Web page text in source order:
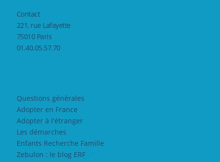
Contact
221, rue Lafayette
75010 Paris
01.40.05.57.70
Questions générales
Adopter en France
Adopter à l'étranger
Les démarches
Enfants Recherche Famille
Zebulon : le blog ERF